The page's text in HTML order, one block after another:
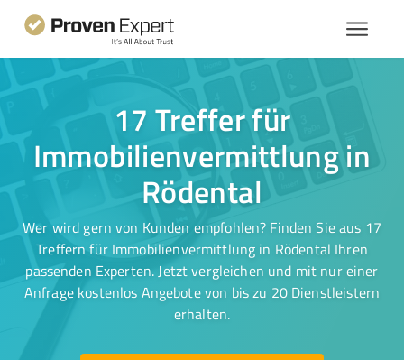
17 Treffer für
Immobilienvermittlung in
Rödental
Wer wird gern von Kunden empfohlen? Finden Sie aus 17
Treffern für Immobilienvermittlung in Rödental Ihren
passenden Experten. Jetzt vergleichen und mit nur einer
Anfrage kostenlos Angebote von bis zu 20 Dienstleistern
erhalten.